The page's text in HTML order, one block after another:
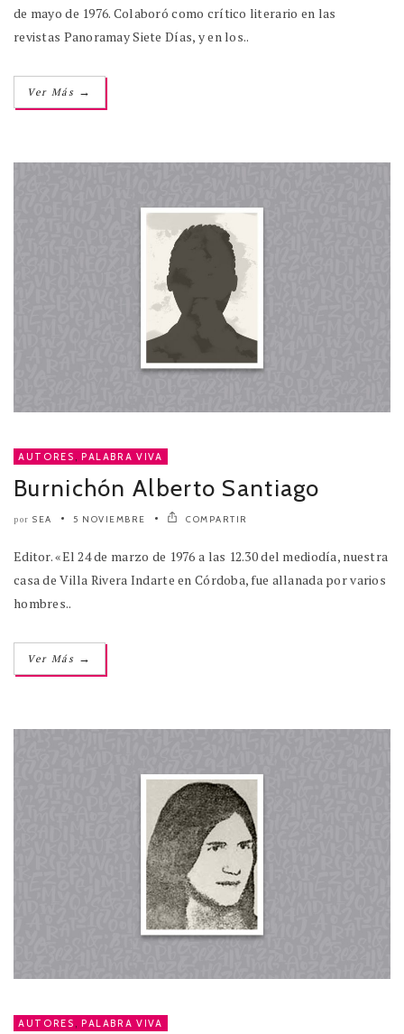
de mayo de 1976. Colaboró como crítico literario en las
revistas Panoramay Siete Días, y en los..
Ver Más →
AUTORES , PALABRA VIVA
Burnichón Alberto Santiago
por SEA 5 NOVIEMBRE COMPARTIR
Editor. «El 24 de marzo de 1976 a las 12.30 del mediodía, nuestra
casa de Villa Rivera Indarte en Córdoba, fue allanada por varios
hombres..
Ver Más →
AUTORES , PALABRA VIVA